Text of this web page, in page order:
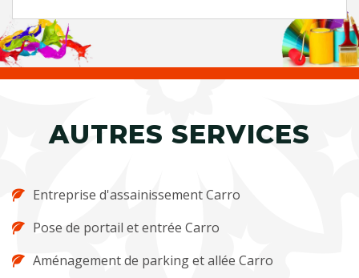
AUTRES SERVICES
Entreprise d'assainissement Carro
Pose de portail et entrée Carro
Aménagement de parking et allée Carro